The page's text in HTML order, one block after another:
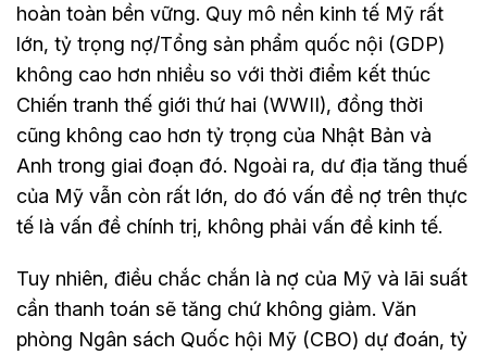
hoàn toàn bền vững. Quy mô nền kinh tế Mỹ rất
lớn, tỷ trọng nợ/Tổng sản phẩm quốc nội (GDP)
không cao hơn nhiều so với thời điểm kết thúc
Chiến tranh thế giới thứ hai (WWII), đồng thời
cũng không cao hơn tỷ trọng của Nhật Bản và
Anh trong giai đoạn đó. Ngoài ra, dư địa tăng thuế
của Mỹ vẫn còn rất lớn, do đó vấn đề nợ trên thực
tế là vấn đề chính trị, không phải vấn đề kinh tế.
Tuy nhiên, điều chắc chắn là nợ của Mỹ và lãi suất
cần thanh toán sẽ tăng chứ không giảm. Văn
phòng Ngân sách Quốc hội Mỹ (CBO) dự đoán, tỷ